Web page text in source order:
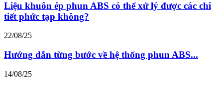
Liệu khuôn ép phun ABS có thể xử lý được các chi
tiết phức tạp không?
22/08/25
Hướng dẫn từng bước về hệ thống phun ABS...
14/08/25